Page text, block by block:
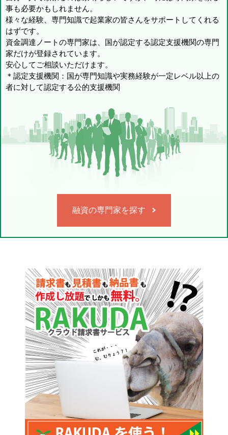
事も必要かもしれません。
様々な経験、専門知識で起業家の皆さんをサポートしてくれる
はずです。
資金調達ノートの専門家は、国が認定する認定支援機関の専門
家だけが登録されています。
安心してご相談いただけます。
＊認定支援機関：国が専門知識や実務経験が一定レベル以上の
者に対して認定する公的支援機関
融資の専門家を探す